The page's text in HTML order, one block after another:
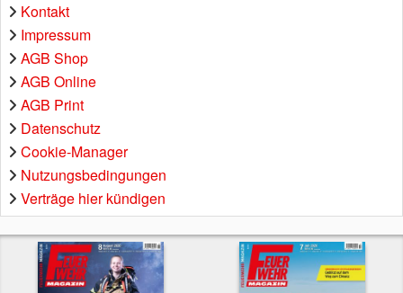
Kontakt
Impressum
AGB Shop
AGB Online
AGB Print
Datenschutz
Cookie-Manager
Nutzungsbedingungen
Verträge hier kündigen